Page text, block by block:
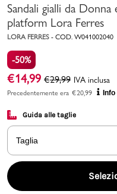
Marchi
Promo & News
Sandali gialli da
platform Lora Ferres
LORA FERRES - COD. W041002040
-50%
€14,99 €29,99 IVA inclusa
Precedentemente era €20,99 Info
Guida alle taglie
Taglia